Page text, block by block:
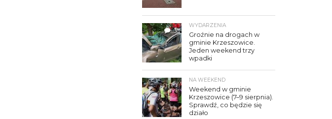
3
WYDARZENIA
Groźnie na drogach w
gminie Krzeszowice.
Jeden weekend trzy
wpadki
NA WEEKEND
Weekend w gminie
Krzeszowice (7–9 sierpnia).
Sprawdź, co będzie się
działo